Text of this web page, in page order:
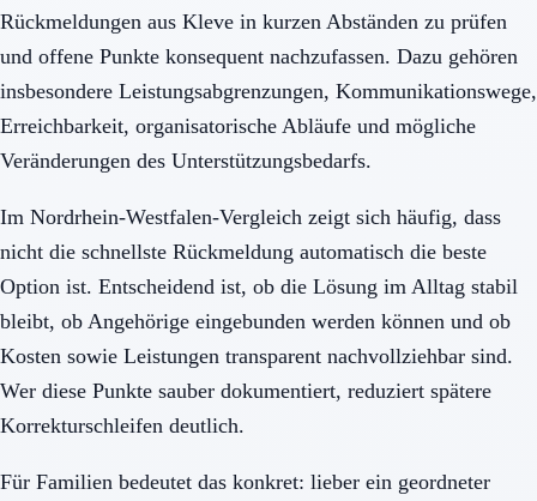
Rückmeldungen aus Kleve in kurzen Abständen zu prüfen
und offene Punkte konsequent nachzufassen. Dazu gehören
insbesondere Leistungsabgrenzungen, Kommunikationswege,
Erreichbarkeit, organisatorische Abläufe und mögliche
Veränderungen des Unterstützungsbedarfs.
Im Nordrhein-Westfalen-Vergleich zeigt sich häufig, dass
nicht die schnellste Rückmeldung automatisch die beste
Option ist. Entscheidend ist, ob die Lösung im Alltag stabil
bleibt, ob Angehörige eingebunden werden können und ob
Kosten sowie Leistungen transparent nachvollziehbar sind.
Wer diese Punkte sauber dokumentiert, reduziert spätere
Korrekturschleifen deutlich.
Für Familien bedeutet das konkret: lieber ein geordneter